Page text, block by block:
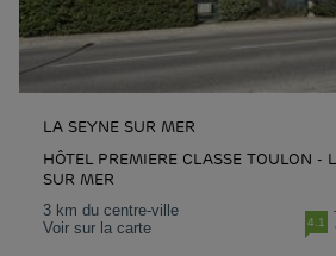
LA SEYNE SUR MER
HÔTEL PREMIERE CLASSE TOULON -
SUR MER
3 km du centre-ville
Voir sur la carte
4.1